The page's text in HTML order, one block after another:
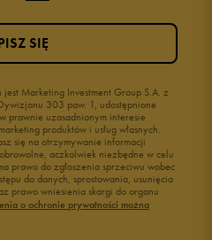
Marketing Investment Group S.A. z
303 paw. 1, udostępnione
prawnie uzasadnionym interesie
produktów i usług własnych.
się na otrzymywanie informacji
aczkolwiek niezbędne w celu
prawo do zgłoszenia sprzeciwu wobec
do danych, sprostowania, usunięcia
prawo wniesienia skargi do organu
o ochronie prywatności można
SIĘ